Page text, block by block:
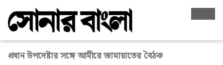
প্রধান উপদেষ্টার সঙ্গে আমীরে জামায়াতের বৈঠক